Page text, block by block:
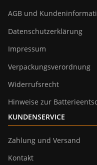
AGB und
Datenschutzerklärung
Impressum
Verpackungsverordnung
Widerrufsrecht
Hinweise zur
KUNDENSERVICE
Zahlung und Versand
Kontakt